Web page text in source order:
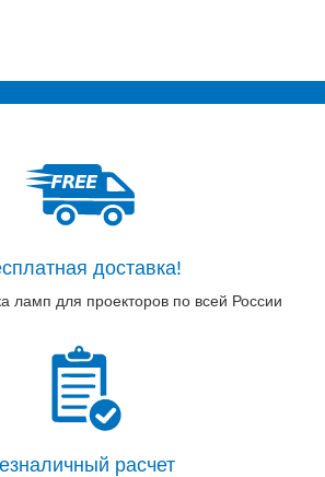
доставка!
ламп для проекторов по всей России
расчет